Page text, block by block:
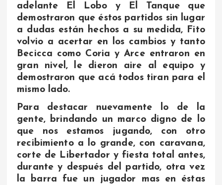
adelante El Lobo y El Tanque que
demostraron que éstos partidos sin lugar
a dudas están hechos a su medida, Fito
volvio a acertar en los cambios y tanto
Becicca como Coria y Arce entraron en
gran nivel, le dieron aire al equipo y
demostraron que acá todos tiran para el
mismo lado.
Para destacar nuevamente lo de la
gente, brindando un marco digno de lo
que nos estamos jugando, con otro
recibimiento a lo grande, con caravana,
corte de Libertador y fiesta total antes,
durante y después del partido, otra vez
la barra fue un jugador mas en éstas